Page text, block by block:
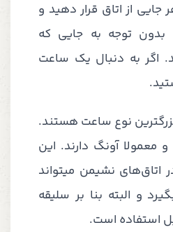
جایی از اتاق قرار دهید و
بدون توجه به جایی که
اگر به دنبال یک ساعت
نوع ساعت هستند.
معمولا آونگ دارند. این
اتاق‌های نشیمن میتواند
و البته بنا بر سلیقه
استفاده است.